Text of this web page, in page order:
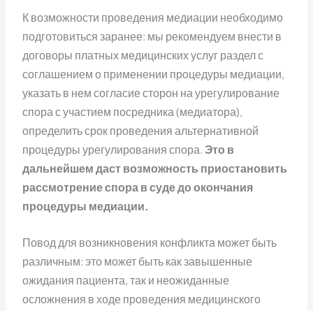
К возможности проведения медиации необходимо
подготовиться заранее: мы рекомендуем внести в
договоры платных медицинских услуг раздел с
соглашением о применении процедуры медиации,
указать в нем согласие сторон на урегулирование
спора с участием посредника (медиатора),
определить срок проведения альтернативной
процедуры урегулирования спора.Это в
дальнейшем даст возможность приостановить
рассмотрение спора в суде до окончания
процедуры медиации.
Повод для возникновения конфликта может быть
различным: это может быть как завышенные
ожидания пациента, так и неожиданные
осложнения в ходе проведения медицинского